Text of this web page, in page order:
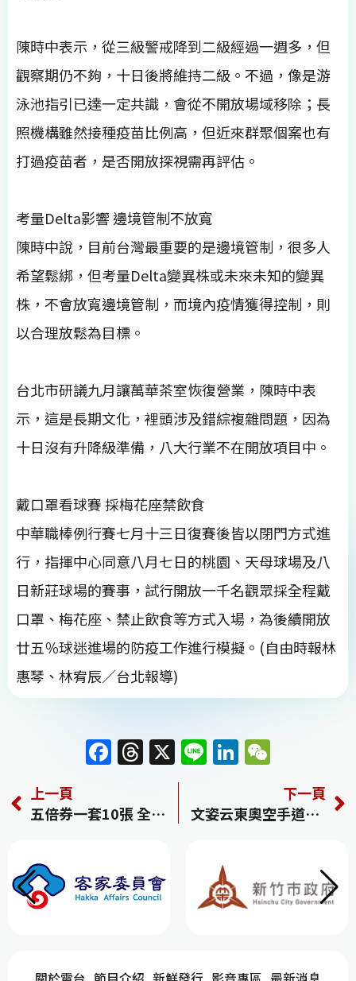
陳時中表示，從三級警戒降到二級經過一週多，但
觀察期仍不夠，十日後將維持二級。不過，像是游
泳池指引已達一定共識，會從不開放場域移除；長
照機構雖然接種疫苗比例高，但近來群聚個案也有
打過疫苗者，是否開放探視需再評估。
考量Delta影響 邊境管制不放寬
陳時中說，目前台灣最重要的是邊境管制，很多人
希望鬆綁，但考量Delta變異株或未來未知的變異
株，不會放寬邊境管制，而境內疫情獲得控制，則
以合理放鬆為目標。
台北市研議九月讓萬華茶室恢復營業，陳時中表
示，這是長期文化，裡頭涉及錯綜複雜問題，因為
十日沒有升降級準備，八大行業不在開放項目中。
戴口罩看球賽 採梅花座禁飲食
中華職棒例行賽七月十三日復賽後皆以閉門方式進
行，指揮中心同意八月七日的桃園、天母球場及八
日新莊球場的賽事，試行開放一千名觀眾採全程戴
口罩、梅花座、禁止飲食等方式入場，為後續開放
廿五％球迷進場的防疫工作進行模擬。(自由時報林
惠琴、林宥辰／台北報導)
F
a
c
e
o
o
T
h
re
a
s
X Li
n
e
Li
n
k
e
n
C
h
上一頁
五倍券一套10張 全民普發不排富
下一頁
文姿云東奧空手道奪銅 台灣獎牌數達2金4銀6銅